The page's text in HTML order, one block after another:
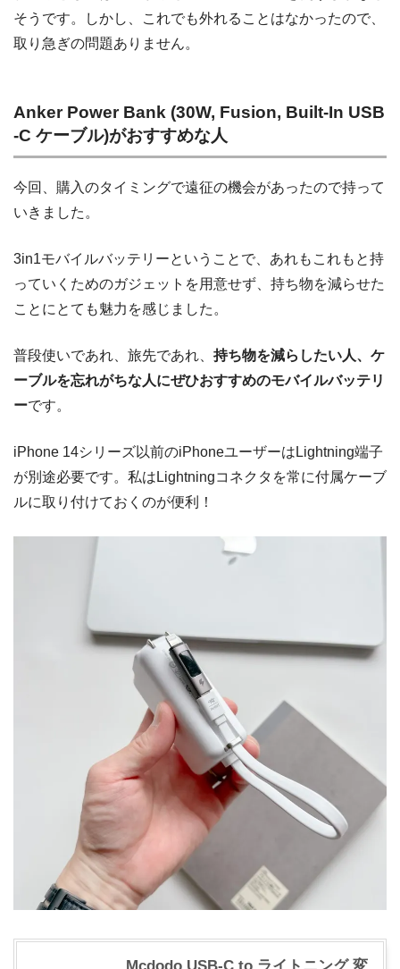
そうです。しかし、これでも外れることはなかったので、
取り急ぎの問題ありません。
Anker Power Bank (30W, Fusion, Built-In USB
-C ケーブル)がおすすめな人
今回、購入のタイミングで遠征の機会があったので持って
いきました。
3in1モバイルバッテリーということで、あれもこれもと持
っていくためのガジェットを用意せず、持ち物を減らせた
ことにとても魅力を感じました。
普段使いであれ、旅先であれ、 持ち物を減らしたい人、ケ
ーブルを忘れがちな人にぜひおすすめのモバイルバッテリ
ーです。
iPhone 14シリーズ以前のiPhoneユーザーはLightning端子
が別途必要です。私はLightningコネクタを常に付属ケーブ
ルに取り付けておくのが便利！